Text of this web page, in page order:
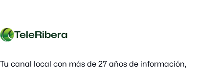
TeleRibera
Tu canal local con más de 27 años de información,